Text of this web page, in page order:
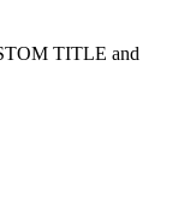
TITLE and